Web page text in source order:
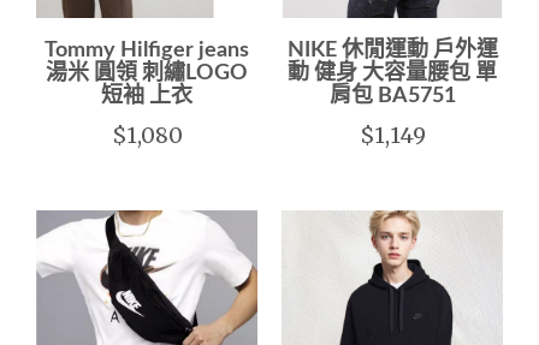
Tommy Hilfiger jeans
湯米 圓領 刺繡LOGO
短袖 上衣
$1,080
NIKE 休閒運動 戶外運
動 健身 大容量腰包 單
肩包 BA5751
$1,149